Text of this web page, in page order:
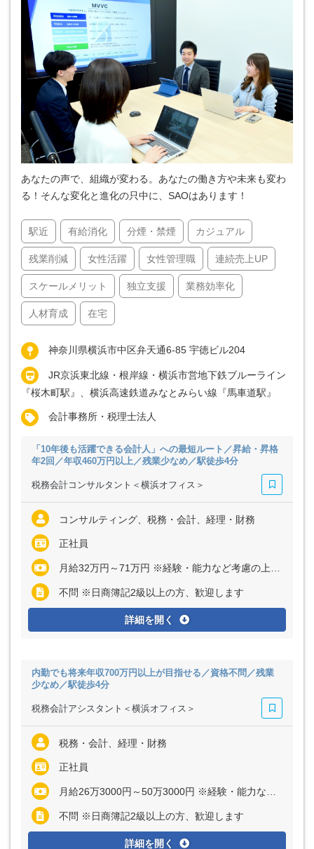
あなたの声で、組織が変わる。あなたの働き方や未来も変わ
る！そんな変化と進化の只中に、SAOはあります！
駅近 有給消化 分煙・禁煙 カジュアル
残業削減 女性活躍 女性管理職 連続売上UP
スケールメリット 独立支援 業務効率化
人材育成 在宅
神奈川県横浜市中区弁天通6-85 宇徳ビル204
JR京浜東北線・根岸線・横浜市営地下鉄ブルーライン
『桜木町駅』、横浜高速鉄道みなとみらい線『馬車道駅』
会計事務所・税理士法人
「10年後も活躍できる会計人」への最短ルート／昇給・昇格
年2回／年収460万円以上／残業少なめ／駅徒歩4分
税務会計コンサルタント＜横浜オフィス＞
コンサルティング、税務・会計、経理・財務
正社員
月給32万円～71万円 ※経験・能力など考慮の上、決定いたします ※上記に固定残業代（月30時間分＝6万円～13万4000円）を含む ※超過分は別途全額支給
不問 ※日商簿記2級以上の方、歓迎します
詳細を開く
内勤でも将来年収700万円以上が目指せる／資格不問／残業
少なめ／駅徒歩4分
税務会計アシスタント＜横浜オフィス＞
税務・会計、経理・財務
正社員
月給26万3000円～50万3000円 ※経験・能力など考慮の上、決定いたします ※上記に固定残業代（月30時間分＝4万9000円～9万5000円）を含む ※超過分は別途全額支給
不問 ※日商簿記2級以上の方、歓迎します
詳細を開く